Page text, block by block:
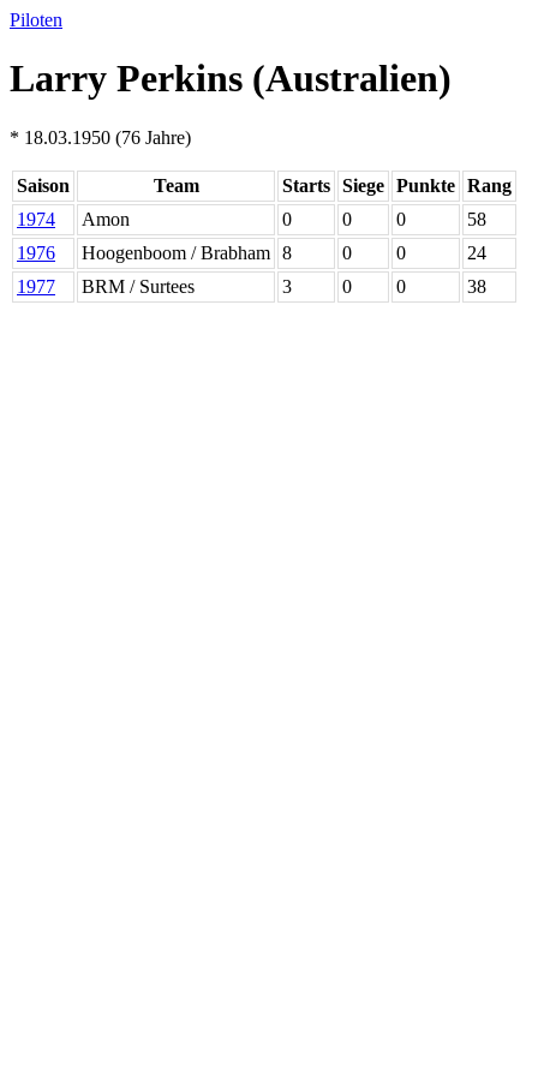
Piloten
Larry Perkins (Australien)
* 18.03.1950 (76 Jahre)
Saison Team Starts Siege Punkte Rang
1974
Amon 0 0 0
58
1976
Hoogenboom / Brabham 8 0 0
24
1977
BRM / Surtees 3 0 0 38